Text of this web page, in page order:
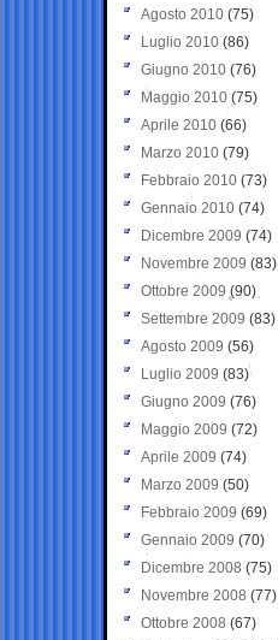
Agosto 2010 (75)
Luglio 2010 (86)
Giugno 2010 (76)
Maggio 2010 (75)
Aprile 2010 (66)
Marzo 2010 (79)
Febbraio 2010 (73)
Gennaio 2010 (74)
Dicembre 2009 (74)
Novembre 2009 (83)
Ottobre 2009 (90)
Settembre 2009 (83)
Agosto 2009 (56)
Luglio 2009 (83)
Giugno 2009 (76)
Maggio 2009 (72)
Aprile 2009 (74)
Marzo 2009 (50)
Febbraio 2009 (69)
Gennaio 2009 (70)
Dicembre 2008 (75)
Novembre 2008 (77)
Ottobre 2008 (67)